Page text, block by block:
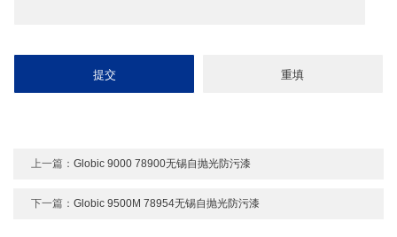
上一篇：Globic 9000 78900无锡自抛光防污漆
下一篇：Globic 9500M 78954无锡自抛光防污漆